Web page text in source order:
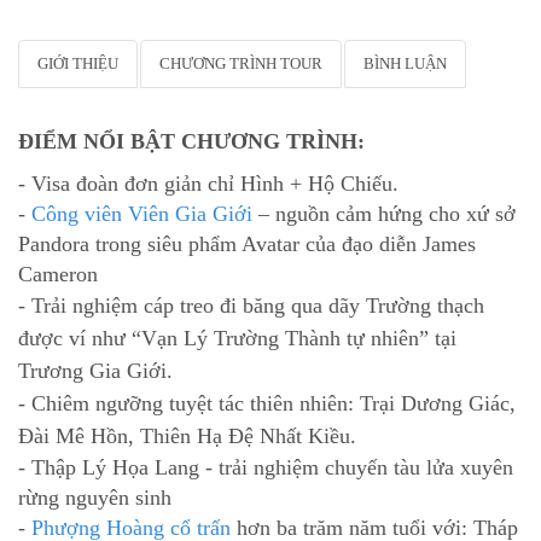
GIỚI THIỆU CHƯƠNG TRÌNH TOUR BÌNH LUẬN
ĐIỂM NỔI BẬT CHƯƠNG TRÌNH:
- Visa đoàn đơn giản chỉ Hình + Hộ Chiếu.
- Công viên Viên Gia Giới – nguồn cảm hứng cho xứ sở
Pandora trong siêu phẩm Avatar của đạo diễn James
Cameron
- Trải nghiệm cáp treo đi băng qua dãy Trường thạch
được ví như “Vạn Lý Trường Thành tự nhiên” tại
Trương Gia Giới.
- Chiêm ngưỡng tuyệt tác thiên nhiên: Trại Dương Giác,
Đài Mê Hồn, Thiên Hạ Đệ Nhất Kiều.
- Thập Lý Họa Lang - trải nghiệm chuyến tàu lửa xuyên
rừng nguyên sinh
- Phượng Hoàng cổ trấn hơn ba trăm năm tuổi với: Tháp